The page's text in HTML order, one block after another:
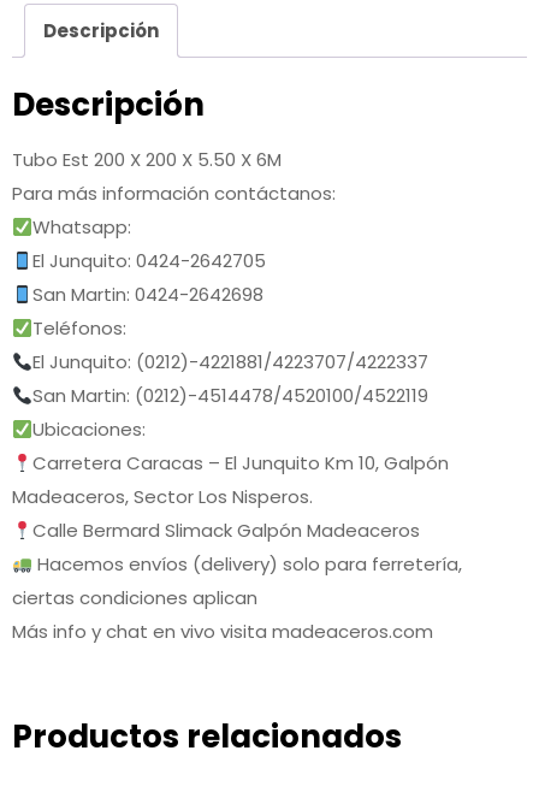
Descripción
Descripción
Tubo Est 200 X 200 X 5.50 X 6M
Para más información contáctanos:
Whatsapp:
El Junquito: 0424-2642705
San Martin: 0424-2642698
Teléfonos:
El Junquito: (0212)-4221881/4223707/4222337
San Martin: (0212)-4514478/4520100/4522119
Ubicaciones:
Carretera Caracas – El Junquito Km 10, Galpón
Madeaceros, Sector Los Nisperos.
Calle Bermard Slimack Galpón Madeaceros
Hacemos envíos (delivery) solo para ferretería,
ciertas condiciones aplican
Más info y chat en vivo visita madeaceros.com
Productos relacionados